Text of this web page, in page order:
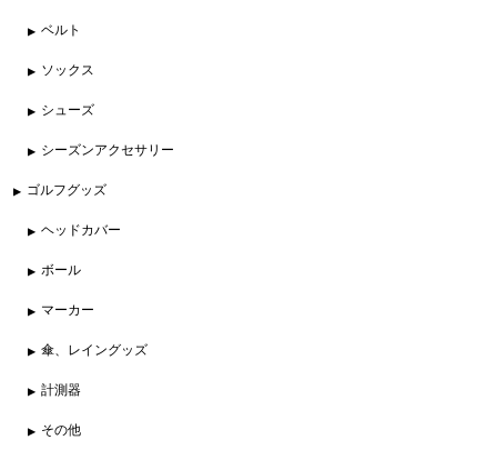
ベルト
ソックス
シューズ
シーズンアクセサリー
ゴルフグッズ
ヘッドカバー
ボール
マーカー
傘、レイングッズ
計測器
その他